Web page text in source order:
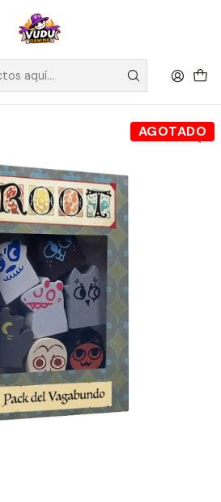
Envío GRATIS a Regiones sobre
de Mesa Expansiones
Vagabundo - Español
AGOTADO